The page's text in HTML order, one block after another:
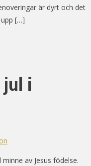
är dyrt och det
[…]
i
av Jesus födelse.